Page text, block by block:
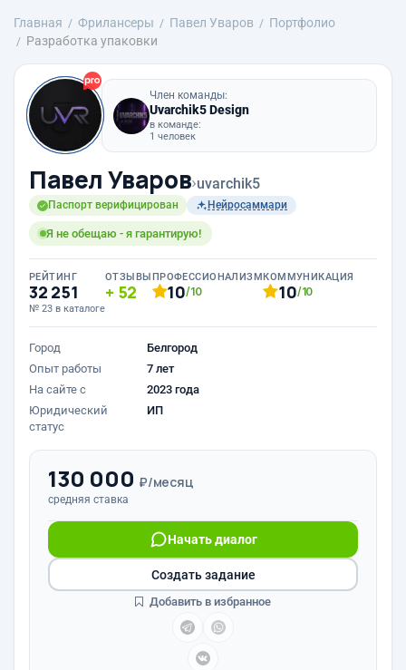
Главная Фрилансеры Павел Уваров
Портфолио
Разработка упаковки
Член команды:
Uvarchik5 Design
в команде:
1 человек
Павел Уваров›uvarchik5
Паспорт верифицирован Нейросаммари
Я не обещаю - я гарантирую!
РЕЙТИНГ
32 251
№ 23 в каталоге
ОТЗЫВЫ
52
ПРОФЕССИОНАЛИЗМ
10/10
КОММУНИКАЦИЯ
10/10
Город
Белгород
Опыт работы
7 лет
На сайте с
2023 года
Юридический
статус
ИП
130 000 ₽/месяц
средняя ставка
Начать диалог
Создать задание
Добавить в избранное